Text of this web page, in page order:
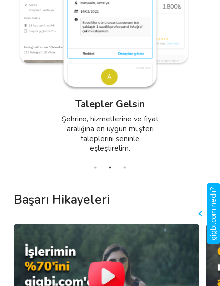
Fotoğrafların, videoların ve
aldığın referans yorumları
içeren etkili bir profil oluştur.Talepler Gelsin
Şehrine, hizmetlerine ve fiyat
aralığına en uygun müşteri
taleplerini seninle
eşleştirelim.
Teklifini ver, anlaşmayı yap ve
aldığın değerlendirmelerle
düzenli gelir elde et.
Başarı Hikayeleri gigbi.com nedir?